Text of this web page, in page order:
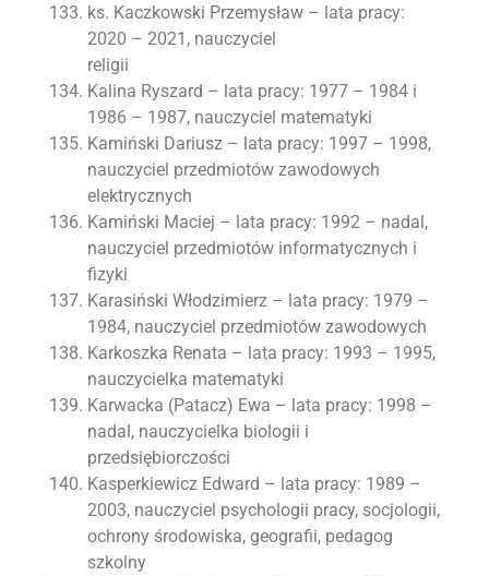
ks. Kaczkowski Przemysław – lata pracy:
2020 – 2021, nauczyciel
religii
Kalina Ryszard – lata pracy: 1977 – 1984 i
1986 – 1987, nauczyciel matematyki
Kamiński Dariusz – lata pracy: 1997 – 1998,
nauczyciel przedmiotów zawodowych
elektrycznych
Kamiński Maciej – lata pracy: 1992 – nadal,
nauczyciel przedmiotów informatycznych i
fizyki
Karasiński Włodzimierz – lata pracy: 1979 –
1984, nauczyciel przedmiotów zawodowych
Karkoszka Renata – lata pracy: 1993 – 1995,
nauczycielka matematyki
Karwacka (Patacz) Ewa – lata pracy: 1998 –
nadal, nauczycielka biologii i
przedsiębiorczości
Kasperkiewicz Edward – lata pracy: 1989 –
2003, nauczyciel psychologii pracy, socjologii,
ochrony środowiska, geografii, pedagog
szkolny